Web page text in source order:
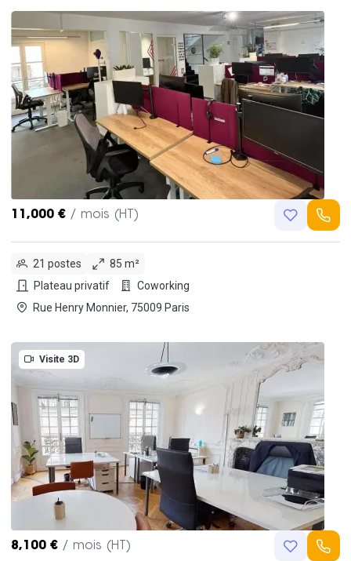
11,000 € / mois (HT)
21 postes
85 m²
Plateau privatif
Coworking
Rue Henry Monnier, 75009 Paris
Visite 3D
8,100 € / mois (HT)